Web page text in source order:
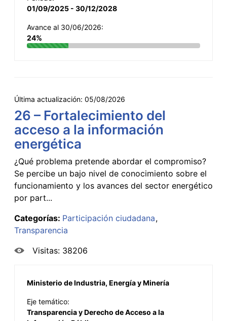
01/09/2025 - 30/12/2028
Avance al 30/06/2026:
24%
Última actualización: 05/08/2026
26 – Fortalecimiento del
acceso a la información
energética
¿Qué problema pretende abordar el compromiso?
Se percibe un bajo nivel de conocimiento sobre el
funcionamiento y los avances del sector energético
por part...
Categorías: Participación ciudadana
Transparencia
Visitas: 38206
Ministerio de Industria, Energía y Minería
Eje temático:
Transparencia y Derecho de Acceso a la